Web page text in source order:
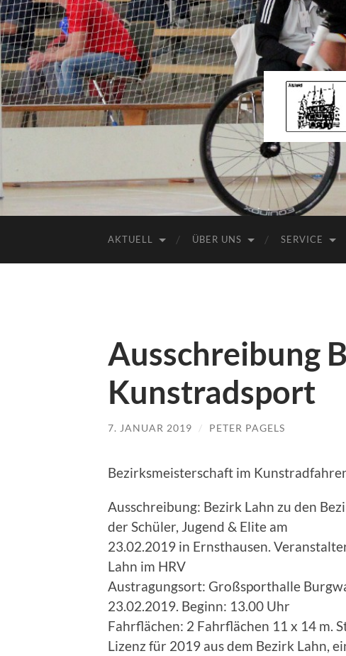
AKTUELL ÜBER UNS SERVICE
Ausschreibung
Kunstradsport
7. JANUAR 2019 / PETER PAGELS
Bezirksmeisterschaft im
Ausschreibung: Bezirk Lahn zu den
der Schüler, Jugend & Elite am
23.02.2019 in Ernsthausen.
Lahn im HRV
Austragungsort: Großsporthalle
23.02.2019. Beginn: 13.00 Uhr
Fahrflächen: 2 Fahrflächen 11 x 14 m.
Lizenz für 2019 aus dem Bezirk Lahn,